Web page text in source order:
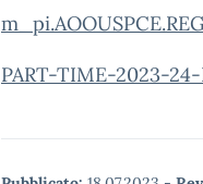
PART-TIME-2023-